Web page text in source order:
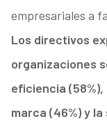
empresariales a
Los directivos
organizaciones
eficiencia
marca (46%) y